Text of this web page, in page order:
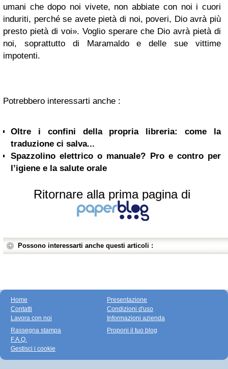
umani che dopo noi vivete, non abbiate con noi i cuori
induriti, perché se avete pietà di noi, poveri, Dio avrà più
presto pietà di voi». Voglio sperare che Dio avrà pietà di
noi, soprattutto di Maramaldo e delle sue vittime
impotenti.
Potrebbero interessarti anche :
Oltre i confini della propria libreria: come la
traduzione ci salva...
Spazzolino elettrico o manuale? Pro e contro per
l’igiene e la salute orale
Ritornare alla prima pagina di
Possono interessarti anche questi articoli :
Home
Contatti
Lavora con noi
Presentazione
Condizioni d'uso
Informazioni azienda
Rassegna stampa
F.A.Q.
Gestisci i cookie
Proponi il tuo blog